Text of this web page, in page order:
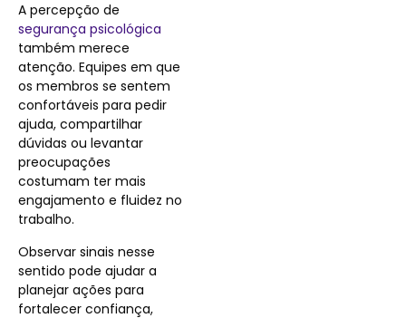
A percepção de
segurança psicológica
também merece
atenção. Equipes em que
os membros se sentem
confortáveis para pedir
ajuda, compartilhar
dúvidas ou levantar
preocupações
costumam ter mais
engajamento e fluidez no
trabalho.
Observar sinais nesse
sentido pode ajudar a
planejar ações para
fortalecer confiança,